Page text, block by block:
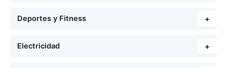
Deportes y Fitness +
Electricidad +